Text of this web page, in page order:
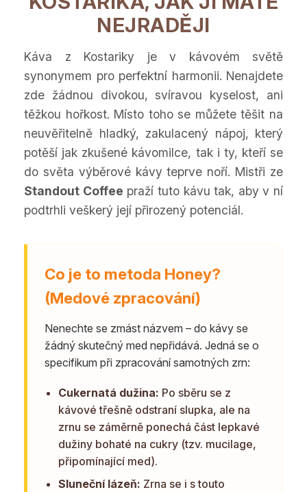
NEJRADĚJI
Káva z Kostariky je v kávovém světě
synonymem pro perfektní harmonii. Nenajdete
zde žádnou divokou, svíravou kyselost, ani
těžkou hořkost. Místo toho se můžete těšit na
neuvěřitelně hladký, zakulacený nápoj, který
potěší jak zkušené kávomilce, tak i ty, kteří se
do světa výběrové kávy teprve noří. Mistři ze
Standout Coffee praží tuto kávu tak, aby v ní
podtrhli veškerý její přirozený potenciál.
Co je to metoda Honey?
(Medové zpracování)
Nenechte se zmást názvem – do kávy se
žádný skutečný med nepřidává. Jedná se o
specifikum při zpracování samotných zrn:
Cukernatá dužina: Po sběru se z
kávové třešně odstraní slupka, ale na
zrnu se záměrně ponechá část lepkavé
dužiny bohaté na cukry (tzv. mucilage,
připomínající med).
Sluneční lázeň: Zrna se i s touto